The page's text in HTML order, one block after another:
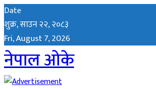
Date
शुक्र, साउन २२, २०८३
Fri, August 7, 2026
नेपाल ओके